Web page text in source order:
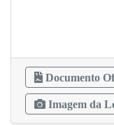
Documento
Imagem da